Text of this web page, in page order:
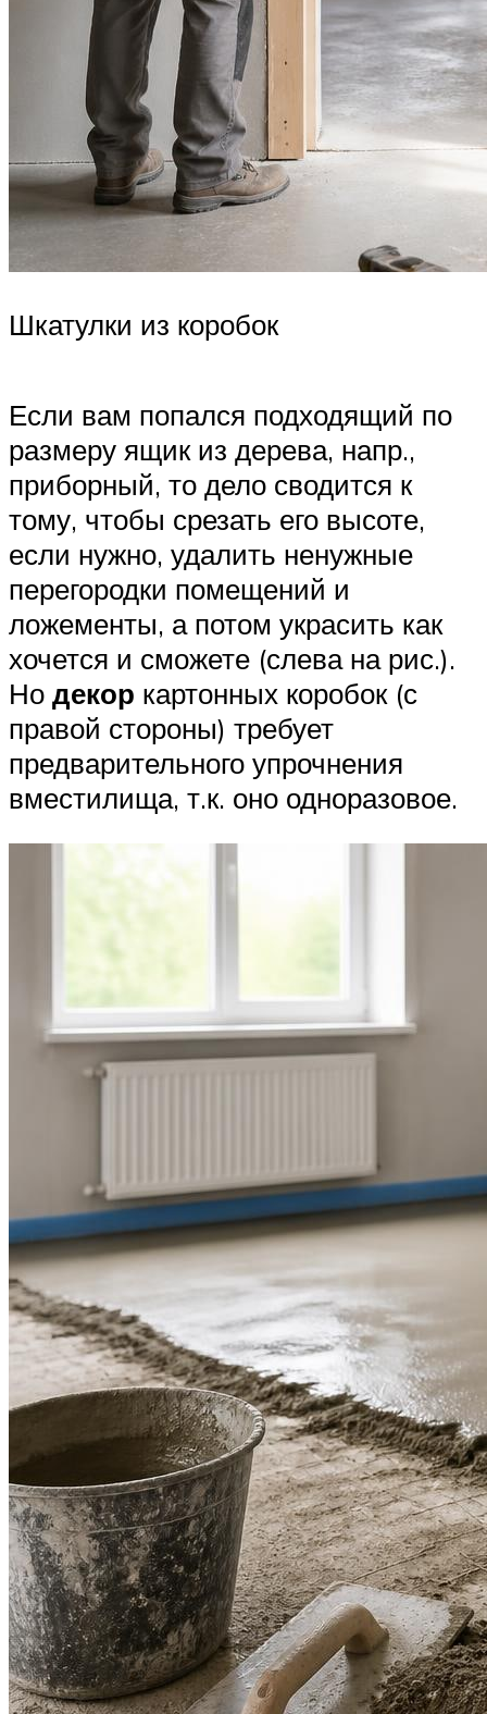
Шкатулки из коробок
Если вам попался подходящий по
размеру ящик из дерева, напр.,
приборный, то дело сводится к
тому, чтобы срезать его высоте,
если нужно, удалить ненужные
перегородки помещений и
ложементы, а потом украсить как
хочется и сможете (слева на рис.).
Но декор картонных коробок (с
правой стороны) требует
предварительного упрочнения
вместилища, т.к. оно одноразовое.